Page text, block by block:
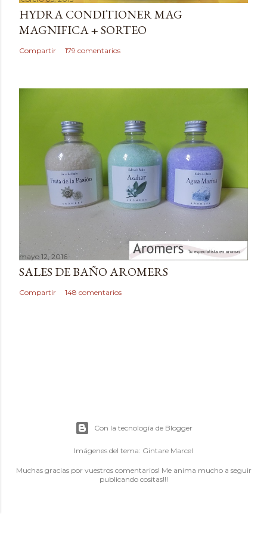
HYDRA CONDITIONER MAG
MAGNIFICA + SORTEO
Compartir 179 comentarios
mayo 12, 2016
SALES DE BAÑO AROMERS
Compartir 148 comentarios
Con la tecnología de Blogger
Imágenes del tema: Gintare Marcel
Muchas gracias por vuestros comentarios! Me anima mucho a seguir
publicando cositas!!!